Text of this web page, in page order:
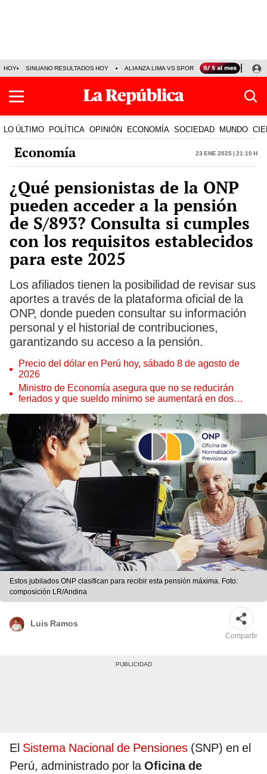
HOY SINUANO RESULTADOS HOY ALIANZA LIMA VS SPORT BOYS JORGE
LO ÚLTIMO POLÍTICA OPINIÓN ECONOMÍA SOCIEDAD MUNDO
Economía 23 Ene 2025 | 21:10 h
¿Qué pensionistas de la ONP
pueden acceder a la pensión
de S/893? Consulta si cumples
con los requisitos establecidos
para este 2025
Los afiliados tienen la posibilidad de revisar sus
aportes a través de la plataforma oficial de la
ONP, donde pueden consultar su información
personal y el historial de contribuciones,
garantizando su acceso a la pensión.
Precio del dólar en Perú hoy, sábado 8 de agosto de
2026
Ministro de Economía asegura que no se reducirán
feriados y que sueldo mínimo se aumentará en dos
Estos jubilados ONP clasifican para recibir esta pensión máxima. Foto:
composición LR/Andina
Luis Ramos
Compartir
El Sistema Nacional de Pensiones (SNP) en el
Perú, administrado por laOficina de